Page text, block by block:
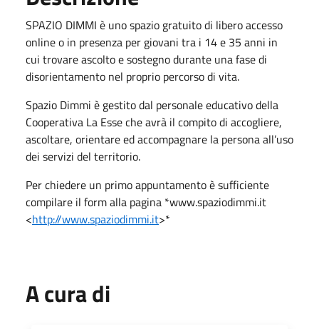
SPAZIO DIMMI è uno spazio gratuito di libero accesso
online o in presenza per giovani tra i 14 e 35 anni in
cui trovare ascolto e sostegno durante una fase di
disorientamento nel proprio percorso di vita.
Spazio Dimmi è gestito dal personale educativo della
Cooperativa La Esse che avrà il compito di accogliere,
ascoltare, orientare ed accompagnare la persona all’uso
dei servizi del territorio.
Per chiedere un primo appuntamento è sufficiente
compilare il form alla pagina *www.spaziodimmi.it
<http://www.spaziodimmi.it>*
A cura di